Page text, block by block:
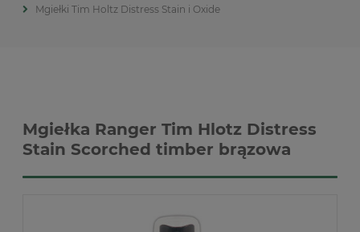
Mgiełki Tim Holtz Distress Stain i Oxide
Mgiełka Ranger Tim Hlotz Distress
Stain Scorched timber brązowa